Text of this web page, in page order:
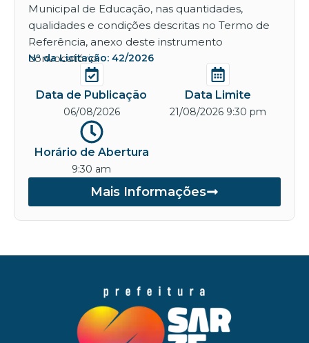
Municipal de Educação, nas quantidades,
qualidades e condições descritas no Termo de
Referência, anexo deste instrumento
convocatório.
Nº da Licitação: 42/2026
Data de Publicação
06/08/2026
Data Limite
21/08/2026 9:30 pm
Horário de Abertura
9:30 am
Mais Informações